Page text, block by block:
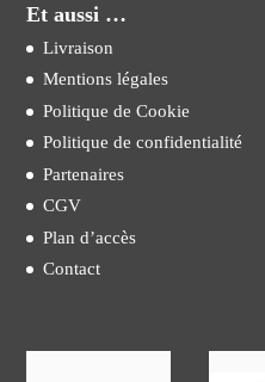
Et aussi …
Livraison
Mentions légales
Politique de Cookie
Politique de confidentialité
Partenaires
CGV
Plan d’accès
Contact